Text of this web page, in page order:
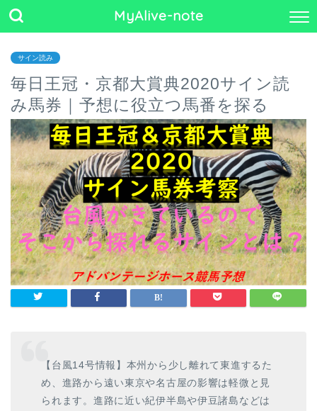
MyAlive-note
サイン読み
毎日王冠・京都大賞典2020サイン読
み馬券｜予想に役立つ馬番を探る
【台風14号情報】本州から少し離れて東進するた
め、進路から遠い東京や名古屋の影響は軽微と見
られます。進路に近い紀伊半島や伊豆諸島などは